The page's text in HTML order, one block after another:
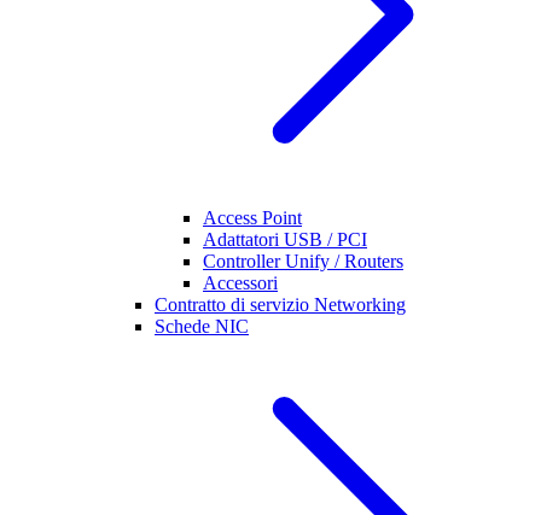
Access Point
Adattatori USB / PCI
Controller Unify / Routers
Accessori
Contratto di servizio Networking
Schede NIC